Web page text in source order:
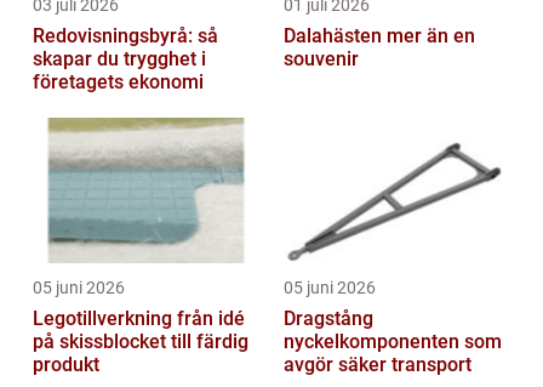
03 juli 2026
Redovisningsbyrå: så
skapar du trygghet i
företagets ekonomi
01 juli 2026
Dalahästen mer än en
souvenir
05 juni 2026
Legotillverkning från idé
på skissblocket till färdig
produkt
05 juni 2026
Dragstång
nyckelkomponenten som
avgör säker transport